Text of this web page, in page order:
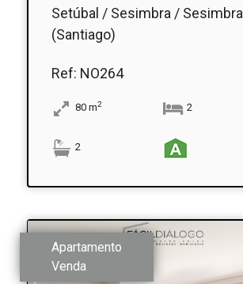
Setúbal / Sesimbra / Sesimbra
(Santiago)
Ref: NO264
80m2 2
2
Apartamento
Venda